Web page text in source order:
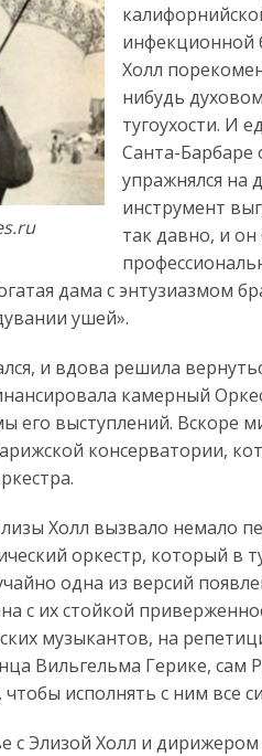
инфекционной
Холл
нибудь
тугоухости. И
Санта-Барбаре
упражнялся на
инструмент
так давно, и
дама с энтузиазмом
ушей».
и вдова решила
камерный
его выступлений. Вскоре
консерватории,
Холл вызвало немало
оркестр, который в
одна из версий
с их стойкой
музыкантов, на
Вильгельма Герике, сам
исполнять с ним все
с Элизой Холл и